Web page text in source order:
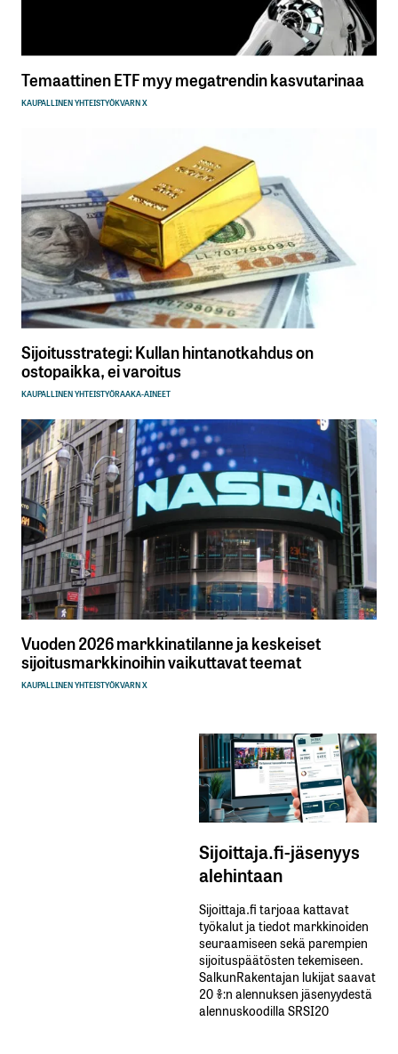
Temaattinen ETF myy megatrendin kasvutarinaa
KAUPALLINEN YHTEISTYÖKVARN X
Sijoitusstrategi: Kullan hintanotkahdus on
ostopaikka, ei varoitus
KAUPALLINEN YHTEISTYÖRAAKA-AINEET
Vuoden 2026 markkinatilanne ja keskeiset
sijoitusmarkkinoihin vaikuttavat teemat
KAUPALLINEN YHTEISTYÖKVARN X
Sijoittaja.fi-jäsenyys
alehintaan
Sijoittaja.fi tarjoaa kattavat
työkalut ja tiedot markkinoiden
seuraamiseen sekä parempien
sijoituspäätösten tekemiseen.
SalkunRakentajan lukijat saavat
20 %:n alennuksen jäsenyydestä
alennuskoodilla SRSI20